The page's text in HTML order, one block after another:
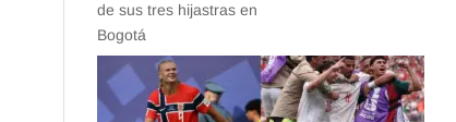
de sus tres hijastras en
Bogotá